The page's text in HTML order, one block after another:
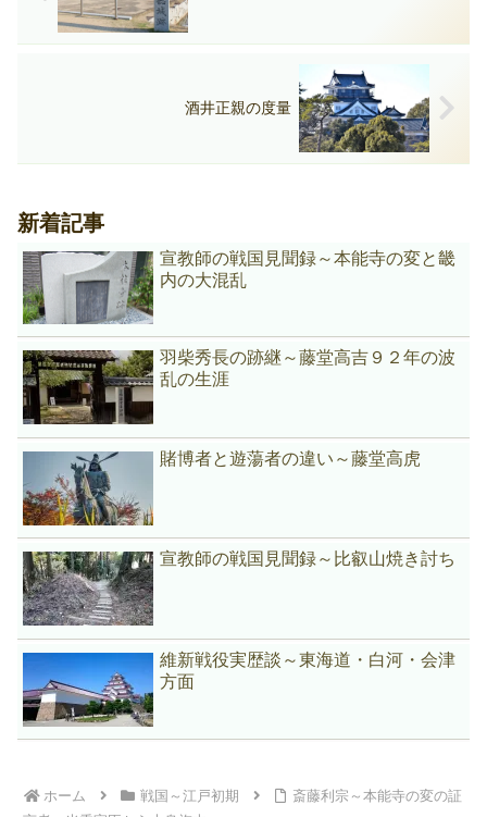
酒井正親の度量
新着記事
宣教師の戦国見聞録～本能寺の変と畿
内の大混乱
羽柴秀長の跡継～藤堂高吉９２年の波
乱の生涯
賭博者と遊蕩者の違い～藤堂高虎
宣教師の戦国見聞録～比叡山焼き討ち
維新戦役実歴談～東海道・白河・会津
方面
ホーム 戦国～江戸初期
斎藤利宗～本能寺の変の証